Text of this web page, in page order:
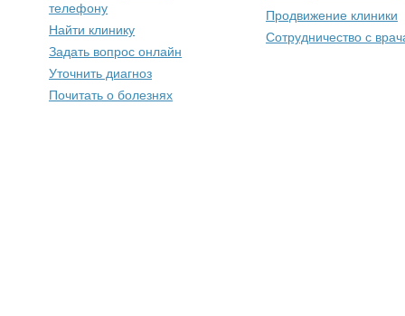
телефону
Найти клинику
Задать вопрос онлайн
Уточнить диагноз
Почитать о болезнях
Продвижение клиники
Сотрудничество с